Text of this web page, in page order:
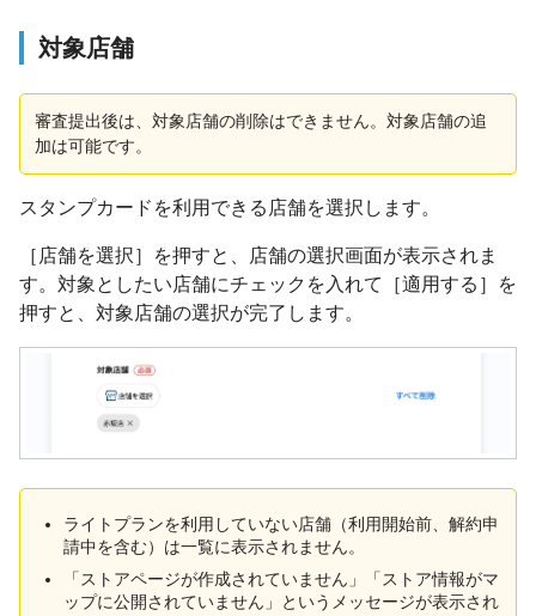
対象店舗
審査提出後は、対象店舗の削除はできません。対象店舗の追
加は可能です。
スタンプカードを利用できる店舗を選択します。
［店舗を選択］を押すと、店舗の選択画面が表示されま
す。対象としたい店舗にチェックを入れて［適用する］を
押すと、対象店舗の選択が完了します。
ライトプランを利用していない店舗（利用開始前、解約申
請中を含む）は一覧に表示されません。
「ストアページが作成されていません」「ストア情報がマ
ップに公開されていません」というメッセージが表示され